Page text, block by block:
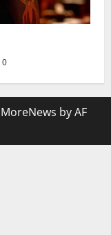
0
MoreNews by AF